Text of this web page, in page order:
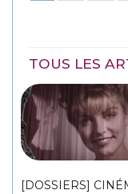
TOUS LES
[DOSSIERS]